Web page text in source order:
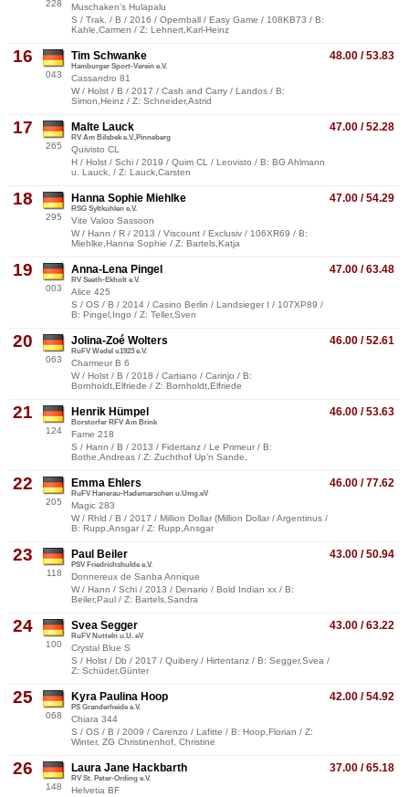
228
Muschaken's Hulapalu
S / Trak. / B / 2016 / Opernball / Easy Game / 108KB73 / B:
Kahle,Carmen / Z: Lehnert,Karl-Heinz
16
043
48.00 / 53.83
Tim Schwanke
Hamburger Sport-Verein e.V.
Cassandro 81
W / Holst / B / 2017 / Cash and Carry / Landos / B:
Simon,Heinz / Z: Schneider,Astrid
17
265
47.00 / 52.28
Malte Lauck
RV Am Bilsbek e.V.,Pinneberg
Quivisto CL
H / Holst / Schi / 2019 / Quim CL / Leovisto / B: BG Ahlmann
u. Lauck, / Z: Lauck,Carsten
18
295
47.00 / 54.29
Hanna Sophie Miehlke
RSG Syltkuhlen e.V.
Vite Valoo Sassoon
W / Hann / R / 2013 / Viscount / Exclusiv / 106XR69 / B:
Miehlke,Hanna Sophie / Z: Bartels,Katja
19
003
47.00 / 63.48
Anna-Lena Pingel
RV Seeth-Ekholt e.V.
Alice 425
S / OS / B / 2014 / Casino Berlin / Landsieger I / 107XP89 /
B: Pingel,Ingo / Z: Teller,Sven
20
063
46.00 / 52.61
Jolina-Zoé Wolters
RuFV Wedel v.1923 e.V.
Charmeur B 6
W / Holst / B / 2018 / Cartiano / Carinjo / B:
Bornholdt,Elfriede / Z: Bornholdt,Elfriede
21
124
46.00 / 53.63
Henrik Hümpel
Borstorfer RFV Am Brink
Fame 218
S / Hann / B / 2013 / Fidertanz / Le Primeur / B:
Bothe,Andreas / Z: Zuchthof Up'n Sande,
22
205
46.00 / 77.62
Emma Ehlers
RuFV Hanerau-Hademarschen u.Umg.eV
Magic 283
W / Rhld / B / 2017 / Million Dollar (Million Dollar / Argentinus /
B: Rupp,Ansgar / Z: Rupp,Ansgar
23
118
43.00 / 50.94
Paul Beiler
PSV Friedrichshulde e.V.
Donnereux de Sanba Annique
W / Hann / Schi / 2013 / Denario / Bold Indian xx / B:
Beiler,Paul / Z: Bartels,Sandra
24
100
43.00 / 63.22
Svea Segger
RuFV Nutteln u.U. eV
Crystal Blue S
S / Holst / Db / 2017 / Quibery / Hirtentanz / B: Segger,Svea /
Z: Schüder,Günter
25
068
42.00 / 54.92
Kyra Paulina Hoop
PS Granderheide e.V.
Chiara 344
S / OS / B / 2009 / Carenzo / Lafitte / B: Hoop,Florian / Z:
Winter, ZG Christinenhof, Christine
26
148
37.00 / 65.18
Laura Jane Hackbarth
RV St. Peter-Ording e.V.
Helvetia BF